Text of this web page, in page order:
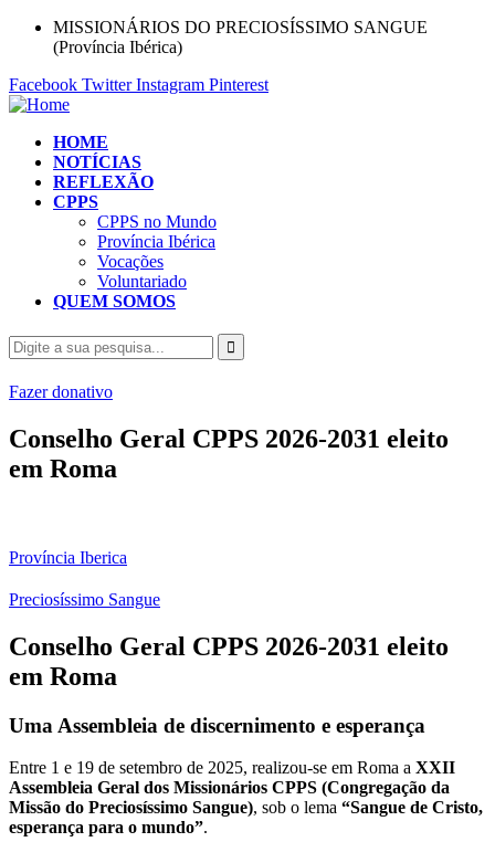
MISSIONÁRIOS DO PRECIOSÍSSIMO SANGUE
(Província Ibérica)
Facebook Twitter Instagram Pinterest
HOME
NOTÍCIAS
REFLEXÃO
CPPS
CPPS no Mundo
Província Ibérica
Vocações
Voluntariado
QUEM SOMOS
Fazer donativo
Conselho Geral CPPS 2026-2031 eleito
em Roma
Província Iberica
Preciosíssimo Sangue
Conselho Geral CPPS 2026-2031 eleito
em Roma
Uma Assembleia de discernimento e esperança
Entre 1 e 19 de setembro de 2025, realizou-se em Roma a XXII
Assembleia Geral dos Missionários CPPS (Congregação da
Missão do Preciosíssimo Sangue), sob o lema “Sangue de Cristo,
esperança para o mundo”.